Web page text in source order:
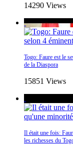
14290 Views
Togo: Faure est le
de la Diaspora
15851 Views
Il était une fois:
les richesses du